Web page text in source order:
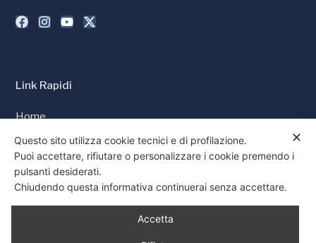
Link Rapidi
Home
Stampa e Media
Cookie Policy
Privacy Policy
Consenso
✕
Questo sito utilizza cookie tecnici e di profilazione.
Puoi accettare, rifiutare o personalizzare i cookie premendo i
pulsanti desiderati.
Chiudendo questa informativa continuerai senza accettare.
Accetta